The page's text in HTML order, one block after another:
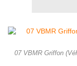
07 VBMR Griffon